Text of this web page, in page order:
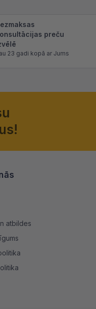
preču
23 gadi kopā ar Jums
atbildes